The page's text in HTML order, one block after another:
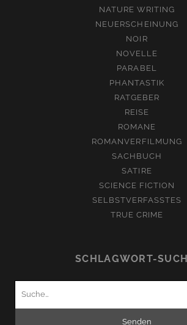
NATURE WRITING
NEUERSCHEINUNG
NOIR
NOVELLE
PARABEL
PHANTASTIK
RATGEBER
REISE
ROMANE
ROMANVERFILMUNG
SACHBUCH
SATIRE
SCIENCE FICTION
SELBSTVERFASSTES
TRUE CRIME
SCHLAGWORT-